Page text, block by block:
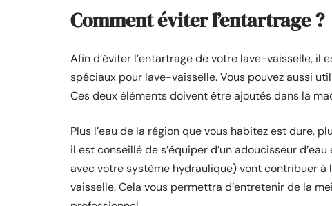
Comment éviter l’entartrage ?
Afin d’éviter l’entartrage de votre lave-vaisselle, il
spéciaux pour lave-vaisselle. Vous pouvez aussi
Ces deux éléments doivent être ajoutés dans la
Plus l’eau de la région que vous habitez est dure,
il est conseillé de s’équiper d’un adoucisseur
avec votre système hydraulique) vont contribuer
vaisselle. Cela vous permettra d’entretenir de la